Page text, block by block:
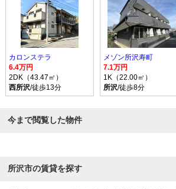
カロンステラ
6.4万円
2DK（43.47㎡）
西所沢/徒歩13分
メゾン所沢寿町
7.1万円
1K（22.00㎡）
所沢/徒歩8分
今まで閲覧した物件
所沢市の賃貸を探す